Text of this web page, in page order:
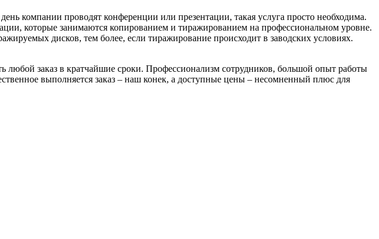
компании проводят конференции или презентации, такая услуга просто необходима.
которые занимаются копированием и тиражированием на профессиональном уровне.
дисков, тем более, если тиражирование происходит в заводских условиях.
любой заказ в кратчайшие сроки. Профессионализм сотрудников, большой опыт работы
выполняется заказ – наш конек, а доступные цены – несомненный плюс для